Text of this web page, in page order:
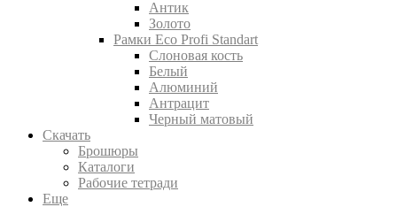
Антик
Золото
Рамки Eco Profi Standart
Слоновая кость
Белый
Алюминий
Антрацит
Черный матовый
Скачать
Брошюры
Каталоги
Рабочие тетради
Еще